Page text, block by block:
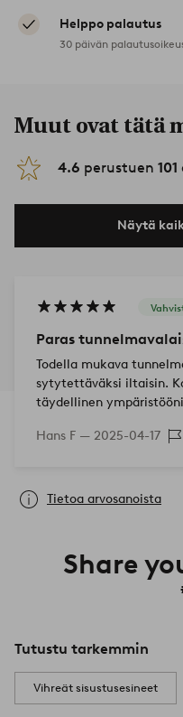
Helppo palautus
30 päivän
Muut ovat tätä
4.6 perustuen 101
Näytä
Paras
Todella mukava
sytytettäväksi iltaisin.
täydellinen
Hans F — 2025-04-17
Tietoa arvosanoista
Share
Tutustu tarkemmin
Vihreät sisustusesineet